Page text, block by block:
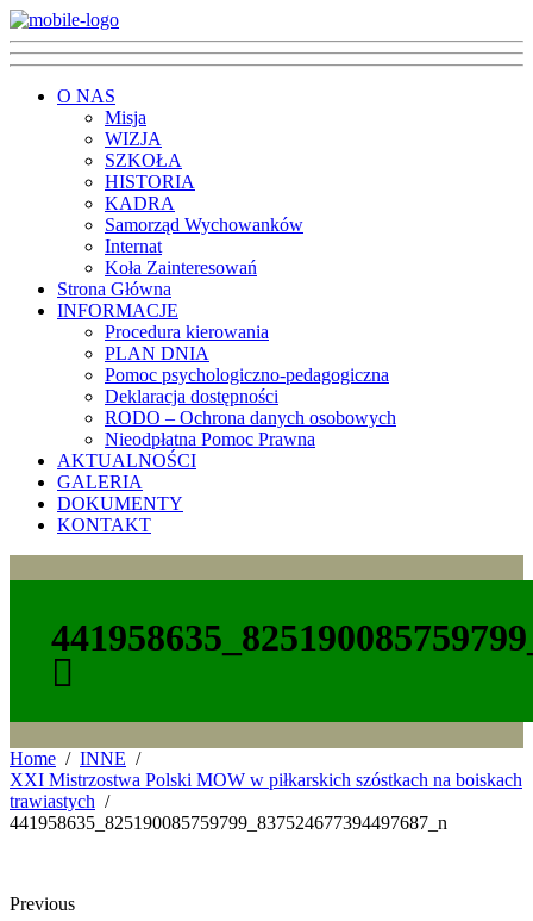
O NAS
Misja
WIZJA
SZKOŁA
HISTORIA
KADRA
Samorząd Wychowanków
Internat
Koła Zainteresowań
Strona Główna
INFORMACJE
Procedura kierowania
PLAN DNIA
Pomoc psychologiczno-pedagogiczna
Deklaracja dostępności
RODO – Ochrona danych osobowych
Nieodpłatna Pomoc Prawna
AKTUALNOŚCI
GALERIA
DOKUMENTY
KONTAKT
Home
INNE
XXI Mistrzostwa Polski MOW w piłkarskich szóstkach na boiskach
trawiastych
441958635_825190085759799_837524677394497687_n
Previous